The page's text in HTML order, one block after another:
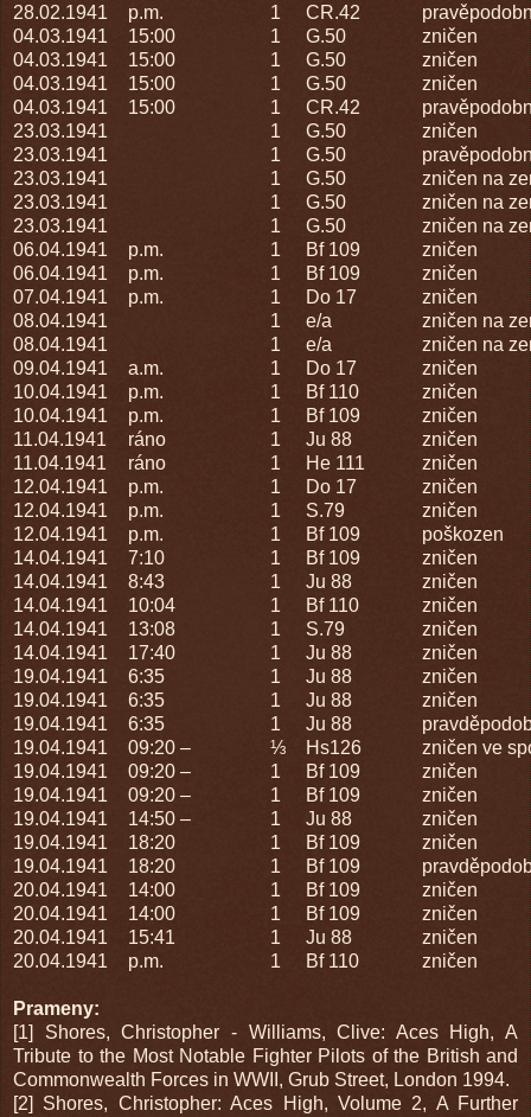
28.02.1941
p.m. 1 CR.42
04.03.1941
15:00 1 G.50
zničen
04.03.1941
15:00 1 G.50
zničen
04.03.1941
15:00 1 G.50
zničen
04.03.1941
15:00 1 CR.42
23.03.1941
1 G.50
zničen
23.03.1941
1 G.50
23.03.1941
1 G.50
zničen na
23.03.1941
1 G.50
zničen na
23.03.1941
1 G.50
zničen na
06.04.1941
p.m. 1 Bf 109
zničen
06.04.1941
p.m. 1 Bf 109
zničen
07.04.1941
p.m. 1 Do 17
zničen
08.04.1941
1 e/a
zničen na
08.04.1941
1 e/a
zničen na
09.04.1941
a.m. 1 Do 17
zničen
10.04.1941
p.m. 1 Bf 110
zničen
10.04.1941
p.m. 1 Bf 109
zničen
11.04.1941
ráno 1 Ju 88
zničen
11.04.1941
ráno 1 He 111
zničen
12.04.1941
p.m. 1 Do 17
zničen
12.04.1941
p.m. 1 S.79
zničen
12.04.1941
p.m. 1 Bf 109
poškozen
14.04.1941
7:10 1 Bf 109
zničen
14.04.1941
8:43 1 Ju 88
zničen
14.04.1941
10:04 1 Bf 110
zničen
14.04.1941
13:08 1 S.79
zničen
14.04.1941
17:40 1 Ju 88
zničen
19.04.1941
6:35 1 Ju 88
zničen
19.04.1941
6:35 1 Ju 88
zničen
19.04.1941
6:35 1 Ju 88
19.04.1941
09:20 – ⅓ Hs126
zničen ve
19.04.1941
09:20 – 1 Bf 109
zničen
19.04.1941
09:20 – 1 Bf 109
zničen
19.04.1941
14:50 – 1 Ju 88
zničen
19.04.1941
18:20 1 Bf 109
zničen
19.04.1941
18:20 1 Bf 109
20.04.1941
14:00 1 Bf 109
zničen
20.04.1941
14:00 1 Bf 109
zničen
20.04.1941
15:41 1 Ju 88
zničen
20.04.1941
p.m. 1 Bf 110 zničen
Prameny:
[1] Shores, Christopher - Williams, Clive: Aces High, A
Tribute to the Most Notable Fighter Pilots of the British and
Commonwealth Forces in WWII, Grub Street, London 1994.
[2] Shores, Christopher: Aces High, Volume 2, A Further